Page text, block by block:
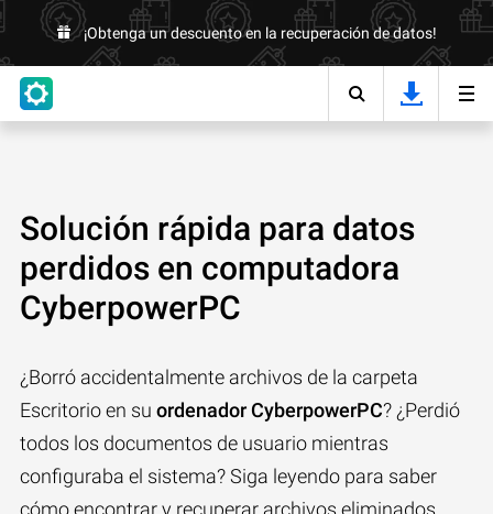
¡Obtenga un descuento en la recuperación de datos!
Solución rápida para datos
perdidos en computadora
CyberpowerPC
¿Borró accidentalmente archivos de la carpeta
Escritorio en su ordenador CyberpowerPC? ¿Perdió
todos los documentos de usuario mientras
configuraba el sistema? Siga leyendo para saber
cómo encontrar y recuperar archivos eliminados